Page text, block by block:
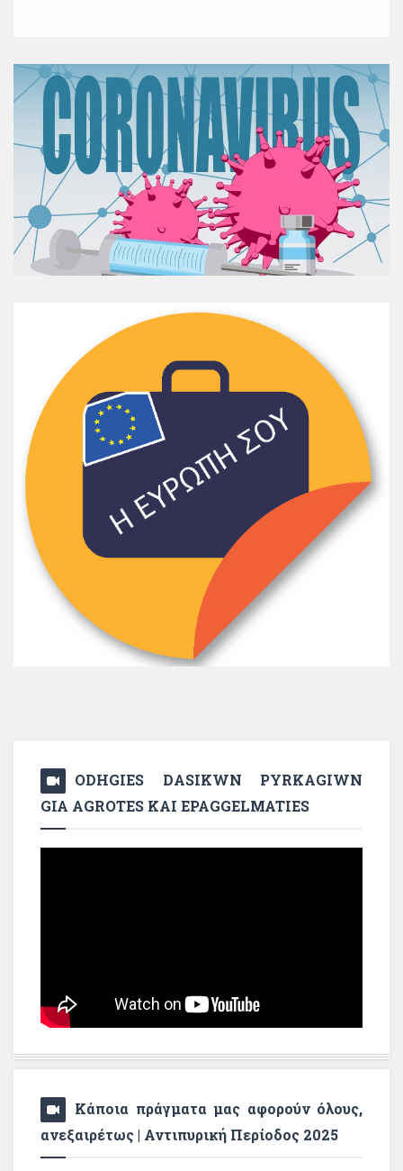
ODHGIES DASIKWN PYRKAGIWN
GIA AGROTES KAI EPAGGELMATIES
Κάποια πράγματα μας αφορούν όλους,
ανεξαιρέτως | Αντιπυρική Περίοδος 2025